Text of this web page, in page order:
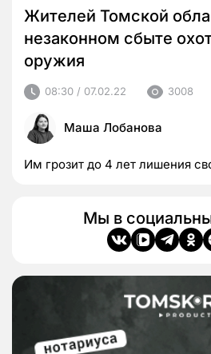
Жителей Томской
незаконном сбыте
оружия
08:30 / 07.02.22 3008
Маша Лобанова
Им грозит до 4 лет лишения
Мы в